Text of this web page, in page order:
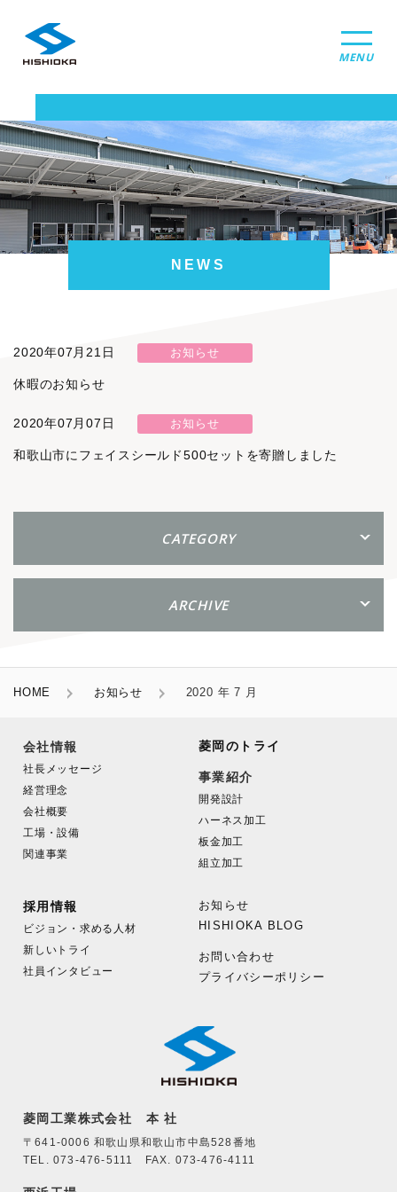
MENU
NEWS
2020年07月21日 お知らせ
休暇のお知らせ
2020年07月07日 お知らせ
和歌山市にフェイスシールド500セットを寄贈しました
CATEGORY
ARCHIVE
HOME お知らせ 2020 年 7 月
会社情報
社長メッセージ
経営理念
会社概要
工場・設備
関連事業
菱岡のトライ
事業紹介
開発設計
ハーネス加工
板金加工
組立加工
採用情報
ビジョン・求める人材
新しいトライ
社員インタビュー
お知らせ
HISHIOKA BLOG
お問い合わせ
プライバシーポリシー
菱岡工業株式会社 本 社
〒641-0006 和歌山県和歌山市中島528番地
TEL. 073-476-5111 FAX. 073-476-4111